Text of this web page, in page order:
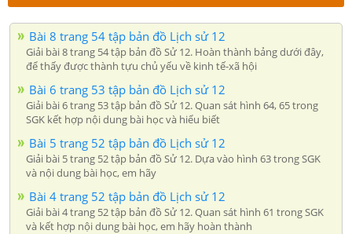
Bài 8 trang 54 tập bản đồ Lịch sử 12
Giải bài 8 trang 54 tập bản đồ Sử 12. Hoàn thành bảng dưới đây,
để thấy được thành tựu chủ yếu về kinh tế-xã hội
Bài 6 trang 53 tập bản đồ Lịch sử 12
Giải bài 6 trang 53 tập bản đồ Sử 12. Quan sát hình 64, 65 trong
SGK kết hợp nội dung bài học và hiểu biết
Bài 5 trang 52 tập bản đồ Lịch sử 12
Giải bài 5 trang 52 tập bản đồ Sử 12. Dựa vào hình 63 trong SGK
và nội dung bài học, em hãy
Bài 4 trang 52 tập bản đồ Lịch sử 12
Giải bài 4 trang 52 tập bản đồ Sử 12. Quan sát hình 61 trong SGK
và kết hợp nội dung bài học, em hãy hoàn thành